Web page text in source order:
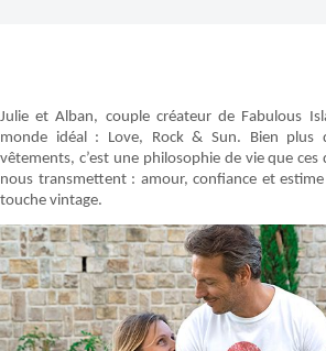
Julie et Alban, couple créateur de Fabulous
monde idéal : Love, Rock & Sun. Bien plus
vêtements, c’est une philosophie de vie que ces
nous transmettent : amour, confiance et
touche vintage.